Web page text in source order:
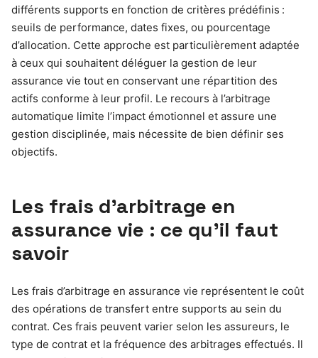
différents supports en fonction de critères prédéfinis :
seuils de performance, dates fixes, ou pourcentage
d’allocation. Cette approche est particulièrement adaptée
à ceux qui souhaitent déléguer la gestion de leur
assurance vie tout en conservant une répartition des
actifs conforme à leur profil. Le recours à l’arbitrage
automatique limite l’impact émotionnel et assure une
gestion disciplinée, mais nécessite de bien définir ses
objectifs.
Les frais d’arbitrage en
assurance vie : ce qu’il faut
savoir
Les frais d’arbitrage en assurance vie représentent le coût
des opérations de transfert entre supports au sein du
contrat. Ces frais peuvent varier selon les assureurs, le
type de contrat et la fréquence des arbitrages effectués. Il